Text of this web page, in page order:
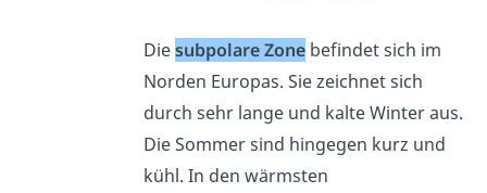
Diesubpolare Zone befindet sich im
Norden Europas. Sie zeichnet sich
durch sehr lange und kalte Winter aus.
DieSommer sind hingegen kurz und
kühl. In den wärmsten